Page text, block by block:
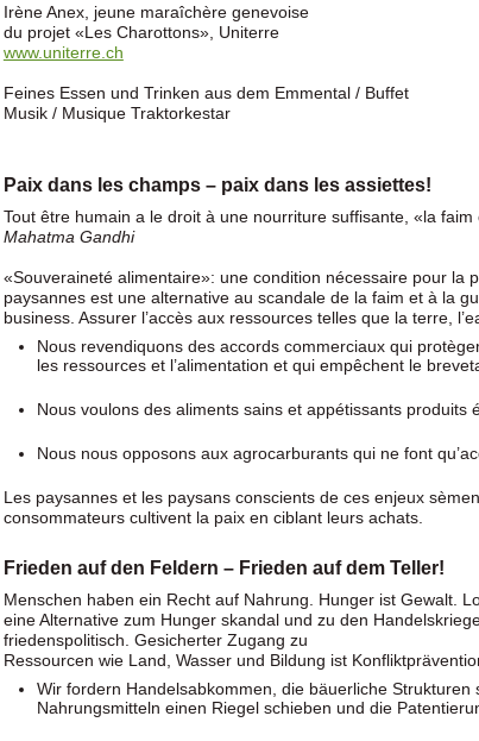
Irène Anex, jeune maraîchère genevoise
du projet «Les Charottons», Uniterre
www.uniterre.ch
Feines Essen und Trinken aus dem Emmental / Buffet
Musik / Musique Traktorkestar
Paix dans les champs – paix dans les assiettes!
Tout être humain a le droit à une nourriture suffisante, «la
Mahatma Gandhi
«Souveraineté alimentaire»: une condition nécessaire pour la
paysannes est une alternative au scandale de la faim et à la
business. Assurer l’accès aux ressources telles que la terre,
Nous revendiquons des accords commerciaux qui
les ressources et l’alimentation et qui empêchent le
Nous voulons des aliments sains et appétissants produits
Nous nous opposons aux agrocarburants qui ne font
Les paysannes et les paysans conscients de ces enjeux
consommateurs cultivent la paix en ciblant leurs achats.
Frieden auf den Feldern – Frieden auf dem Teller!
Menschen haben ein Recht auf Nahrung. Hunger ist Gewalt.
eine Alternative zum Hunger skandal und zu den
friedenspolitisch. Gesicherter Zugang zu
Ressourcen wie Land, Wasser und Bildung ist
Wir fordern Handelsabkommen, die bäuerliche
Nahrungsmitteln einen Riegel schieben und die